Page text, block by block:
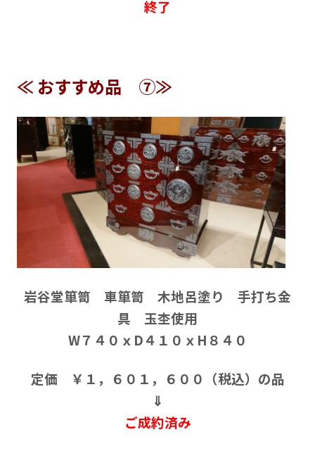
終了
≪ おすすめ品 ⑦≫
岩谷堂箪笥 車箪笥 木地呂塗り 手打ち金
具 玉杢使用
W７４０ｘD４１０ｘH８４０
定価 ￥１，６０１，６００（税込）の品
⇓
ご成約済み